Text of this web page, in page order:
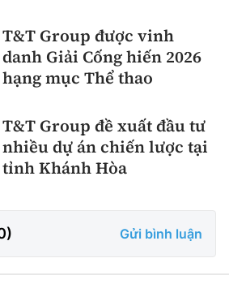
T&T Group được vinh
danh Giải Cống hiến 2026
hạng mục Thể thao
T&T Group đề xuất đầu tư
nhiều dự án chiến lược tại
tỉnh Khánh Hòa
) Gửi bình luận